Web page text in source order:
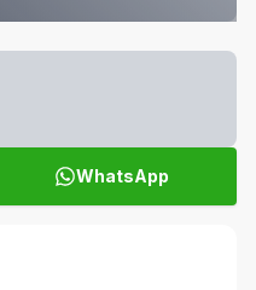
WhatsApp